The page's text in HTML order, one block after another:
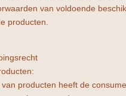
van voldoende
producten.
producten heeft de